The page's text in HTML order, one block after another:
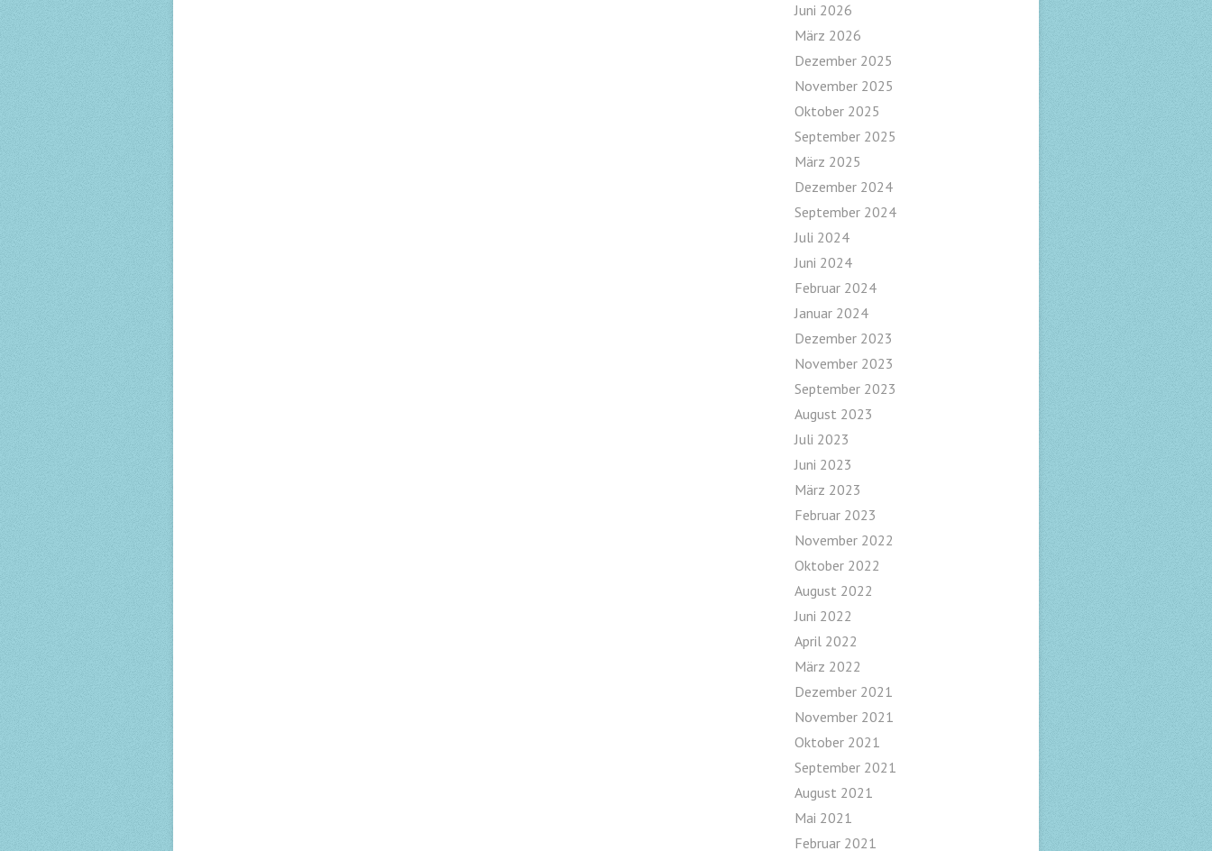
Juni 2026
März 2026
Dezember 2025
November 2025
Oktober 2025
September 2025
März 2025
Dezember 2024
September 2024
Juli 2024
Juni 2024
Februar 2024
Januar 2024
Dezember 2023
November 2023
September 2023
August 2023
Juli 2023
Juni 2023
März 2023
Februar 2023
November 2022
Oktober 2022
August 2022
Juni 2022
April 2022
März 2022
Dezember 2021
November 2021
Oktober 2021
September 2021
August 2021
Mai 2021
Februar 2021